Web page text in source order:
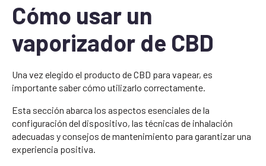
Cómo usar un
vaporizador de CBD
Una vez elegido el producto de CBD para vapear, es
importante saber cómo utilizarlo correctamente.
Esta sección abarca los aspectos esenciales de la
configuración del dispositivo, las técnicas de inhalación
adecuadas y consejos de mantenimiento para garantizar una
experiencia positiva.